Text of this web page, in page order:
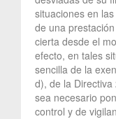
situaciones en
de una
cierta desde el
efecto, en tales
sencilla de la
d), de la
sea necesario
control y de